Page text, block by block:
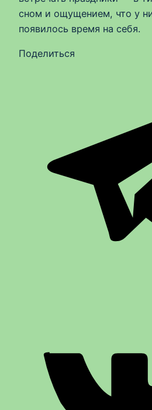
сном и ощущением, что у
появилось время на себя.
Поделиться